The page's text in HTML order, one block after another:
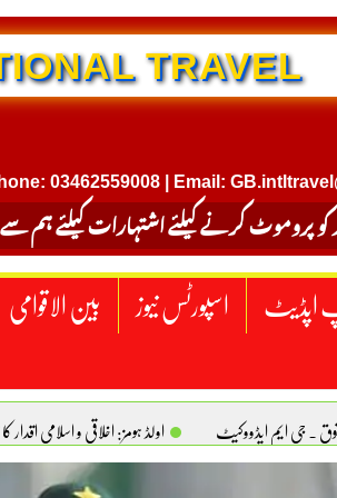
TRAVEL
| Email:
کو پروموٹ کرنے کیلئے اشتہارات کیلئے ہم
اپڈیٹ اسپورٹس نیوز بین الاقوامی
. جی ایم ایڈووکیٹ اولڈ ہومز: اخلاقی و اسلامی
امریکا یومِ استحصالِ کشمیر انجینیئر علی رضوان